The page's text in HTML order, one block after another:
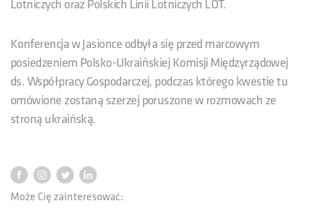
Lotniczych oraz Polskich Linii Lotniczych LOT.
Konferencja w Jasionce odbyła się przed marcowym
posiedzeniem Polsko-Ukraińskiej Komisji Międzyrządowej
ds. Współpracy Gospodarczej, podczas którego kwestie tu
omówione zostaną szerzej poruszone w rozmowach ze
stroną ukraińską.
Może Cię zainteresować: